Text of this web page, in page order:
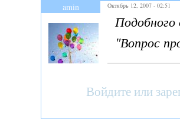
amin Октябрь 12, 2007 - 02:51
"Вопрос
Войдите или